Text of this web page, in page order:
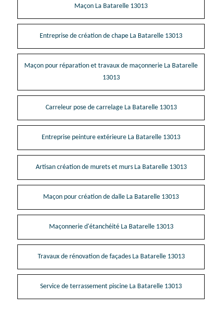
Maçon La Batarelle 13013
Entreprise de création de chape La Batarelle 13013
Maçon pour réparation et travaux de maçonnerie La Batarelle
13013
Carreleur pose de carrelage La Batarelle 13013
Entreprise peinture extérieure La Batarelle 13013
Artisan création de murets et murs La Batarelle 13013
Maçon pour création de dalle La Batarelle 13013
Maçonnerie d'étanchéité La Batarelle 13013
Travaux de rénovation de façades La Batarelle 13013
Service de terrassement piscine La Batarelle 13013